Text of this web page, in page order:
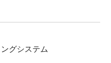
グシステム